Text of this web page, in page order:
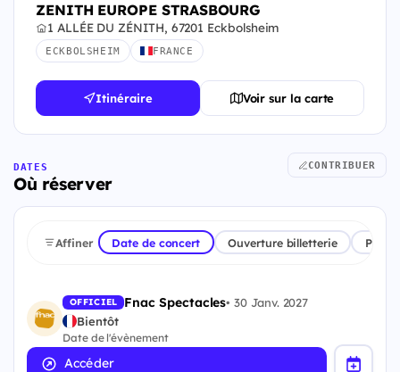
ZENITH EUROPE STRASBOURG
1 ALLÉE DU ZÉNITH, 67201 Eckbolsheim
ECKBOLSHEIM FRANCE
Itinéraire Voir sur la carte
DATES
Où réserver
CONTRIBUER
Affiner Date de concert Ouverture billetterie
OFFICIEL Fnac Spectacles•30 Janv. 2027
Bientôt
Date de l'évènement
Accéder